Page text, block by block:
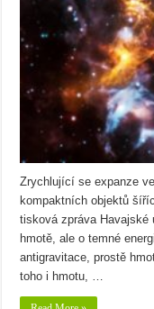
Zrychlující se expanze
kompaktních objektů
tisková zpráva Havajské
hmotě, ale o temné
antigravitace, prostě
toho i hmotu, …